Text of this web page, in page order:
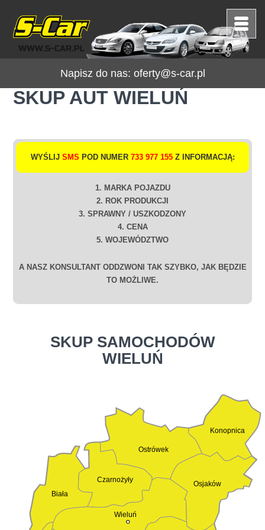
Napisz do nas: oferty@s-car.pl
SKUP AUT WIELUŃ
WYŚLIJ SMS POD NUMER 733 977 155Z INFORMACJĄ:
1. MARKA POJAZDU
2. ROK PRODUKCJI
3. SPRAWNY / USZKODZONY
4. CENA
5. WOJEWÓDZTWO
A NASZ KONSULTANT ODDZWONI TAK SZYBKO, JAK BĘDZIE
TO MOŻLIWE.
SKUP SAMOCHODÓW
WIELUŃ
Wieluń
Czarnożyły
Ostrówek
Konopnica
Osjaków
Biała